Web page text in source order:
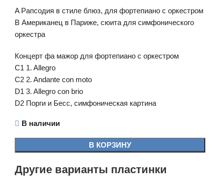
A Рапсодия в стиле блюз, для фортепиано с оркестром
B Американец в Париже, сюита для симфонического
оркестра
Концерт фа мажор для фортепиано с оркестром
C1 1. Allegro
C2 2. Andante con moto
D1 3. Allegro con brio
D2 Порги и Бесс, симфоническая картина
В наличии
В КОРЗИНУ
Другие варианты пластинки